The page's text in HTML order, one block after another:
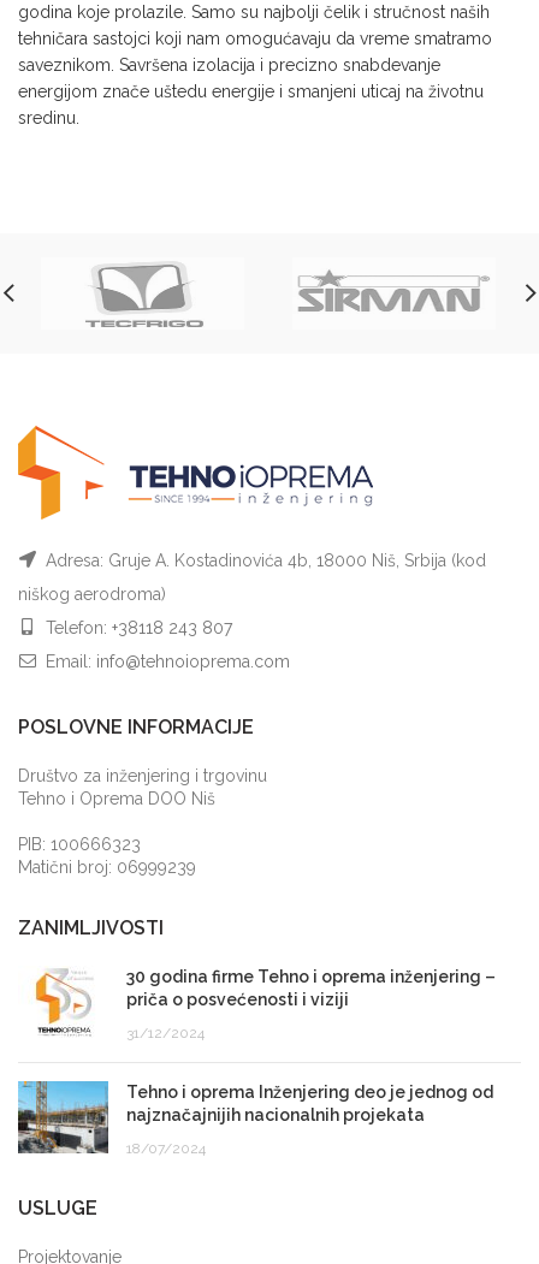
godina koje prolazile. Samo su najbolji čelik i stručnost naših
tehničara sastojci koji nam omogućavaju da vreme smatramo
saveznikom. Savršena izolacija i precizno snabdevanje
energijom znače uštedu energije i smanjeni uticaj na životnu
sredinu.
Adresa: Gruje A. Kostadinovića 4b, 18000 Niš, Srbija (kod
niškog aerodroma)
Telefon: +38118 243 807
Email: info@tehnoioprema.com
POSLOVNE INFORMACIJE
Društvo za inženjering i trgovinu
Tehno i Oprema DOO Niš
PIB: 100666323
Matični broj: 06999239
ZANIMLJIVOSTI
30 godina firme Tehno i oprema inženjering –
priča o posvećenosti i viziji
31/12/2024
Tehno i oprema Inženjering deo je jednog od
najznačajnijih nacionalnih projekata
18/07/2024
USLUGE
Projektovanje